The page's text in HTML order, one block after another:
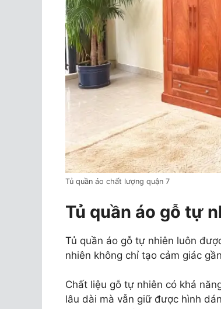
Tủ quần áo chất lượng quận 7
Tủ quần áo gỗ tự
Tủ quần áo gỗ tự nhiên luôn
nhiên không chỉ tạo cảm giác
Chất liệu gỗ tự nhiên có khả
lâu dài mà vẫn giữ được hình